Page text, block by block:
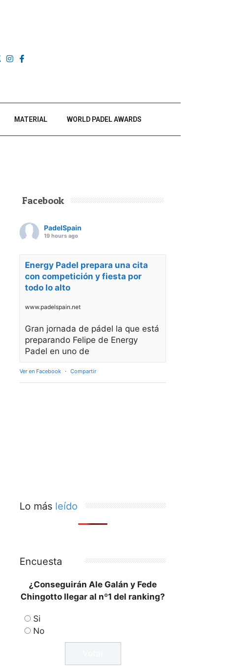
MATERIAL WORLD PADEL AWARDS
Facebook
PadelSpain
19 hours ago
Energy Padel prepara una cita
con competición y fiesta por
todo lo alto
www.padelspain.net
Gran jornada de pádel la que está
preparando Felipe de Energy
Padel en uno de
Ver en Facebook · Compartir
Lo más leído
Encuesta
¿Conseguirán Ale Galán y Fede
Chingotto llegar al nº1 del ranking?
Si
No